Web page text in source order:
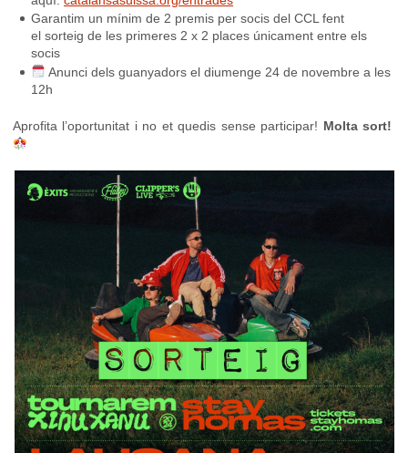
Garantim un mínim de 2 premis per socis del CCL fent
el sorteig de les primeres 2 x 2 places únicament entre els
socis
Anunci dels guanyadors el diumenge 24 de novembre a les
12h
Aprofita l’oportunitat i no et quedis sense participar! Molta sort!